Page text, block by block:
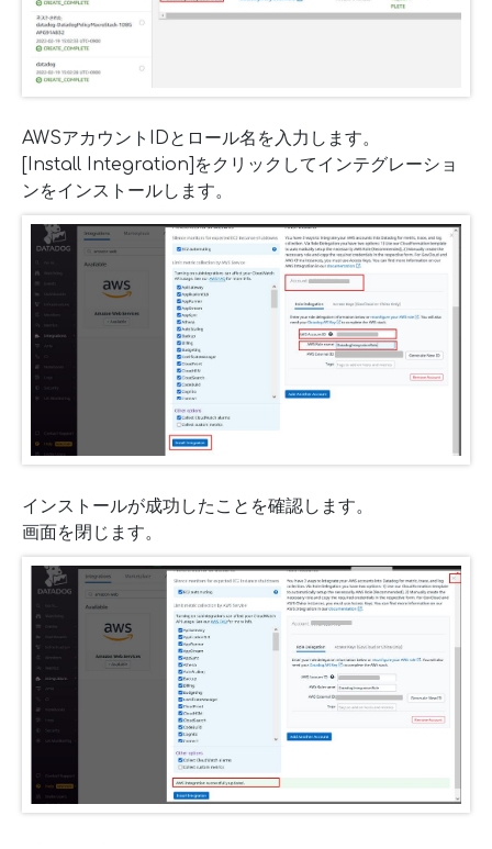
AWSアカウントIDとロール名を入力します。
[Install Integration]をクリックしてインテグレーショ
ンをインストールします。
インストールが成功したことを確認します。
画面を閉じます。